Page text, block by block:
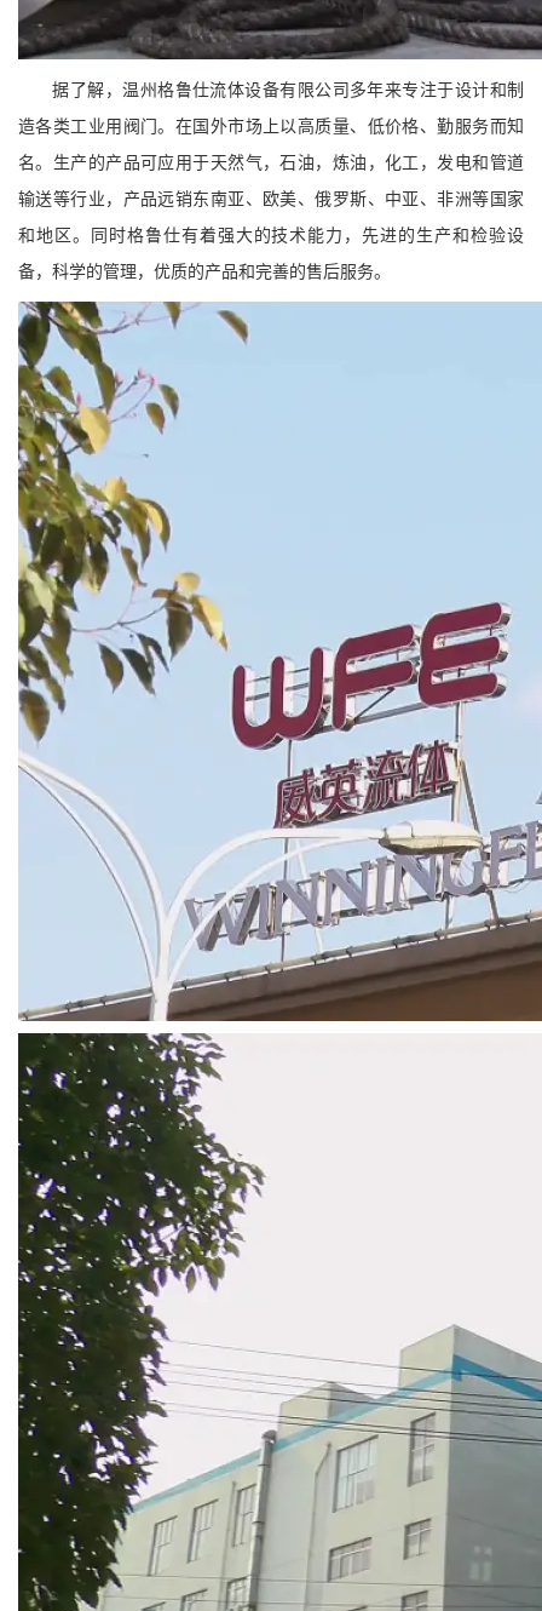
据了解，温州格鲁仕流体设备有限公司多年来专注于设计和制
造各类工业用阀门。在国外市场上以高质量、低价格、勤服务而知
名。生产的产品可应用于天然气，石油，炼油，化工，发电和管道
输送等行业，产品远销东南亚、欧美、俄罗斯、中亚、非洲等国家
和地区。同时格鲁仕有着强大的技术能力，先进的生产和检验设
备，科学的管理，优质的产品和完善的售后服务。